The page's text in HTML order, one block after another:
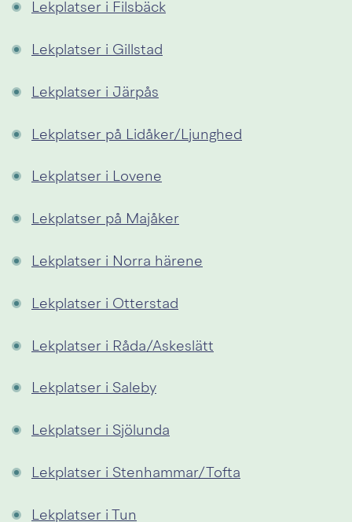
Lekplatser i Filsbäck
Lekplatser i Gillstad
Lekplatser i Järpås
Lekplatser på Lidåker/Ljunghed
Lekplatser i Lovene
Lekplatser på Majåker
Lekplatser i Norra härene
Lekplatser i Otterstad
Lekplatser i Råda/Askeslätt
Lekplatser i Saleby
Lekplatser i Sjölunda
Lekplatser i Stenhammar/Tofta
Lekplatser i Tun